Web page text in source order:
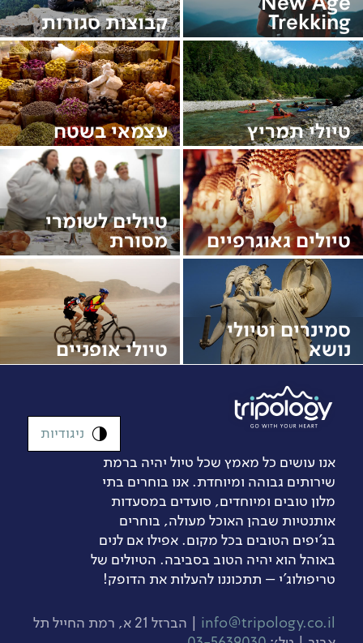
Trekking קבוצות סגורות
טיולי תמריץ עצמאי בשטח
טיולים גאוגרפיים
טיולים לשומרי
מסורת
סמינרים וטיולי
נושא טיולי אופניים
אנו עושים כל מאמץ שכל טיול יהיה ברמת
שירותים גבוהה ומיוחדת. אנו בוחרים בתי
מלון טובים ומיוחדים, סועדים במסעדות
אותנטיות שבהן האוכל מעולה, בוחרים
בג’יפים הטובים בכל מקום. אפילו אם לנים
באוהל הוא יהיה הטוב בסביבה. הטיולים של
טריפולוג'י – תתכוננו להעלות את הדופק!
info@tripology.co.il
| הברזל 21 א, רמת החייל תל
ניגודיות